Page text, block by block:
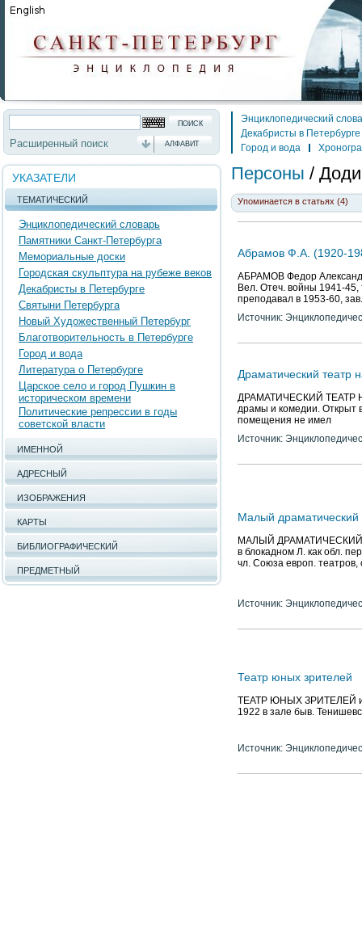
Расширенный поиск АЛФАВИТ
УКАЗАТЕЛИ
ТЕМАТИЧЕСКИЙ
Энциклопедический словарь
Памятники Санкт-Петербурга
Мемориальные доски
Городская скульптура на рубеже веков
Декабристы в Петербурге
Святыни Петербурга
Новый Художественный Петербург
Благотворительность в Петербурге
Город и вода
Литература о Петербурге
Царское село и город Пушкин в
историческом времени
Политические репрессии в годы
советской власти
ИМЕННОЙ
АДРЕСНЫЙ
ИЗОБРАЖЕНИЯ
КАРТЫ
БИБЛИОГРАФИЧЕСКИЙ
ПРЕДМЕТНЫЙ
Энциклопедический
Декабристы в Петербурге
Город и вода
Персоны /
Упоминается в статьях (4)
Абрамов Ф.А. (1920-
АБРАМОВ Федор
Вел. Отеч. войны 1941-
преподавал в 1953-60,
Источник:
Драматический театр
ДРАМАТИЧЕСКИЙ ТЕАТР
драмы и комедии. Открыт
помещения не имел
Источник:
Малый драматический
МАЛЫЙ ДРАМАТИЧЕСКИЙ
в блокадном Л. как обл.
чл. Союза европ. театров,
Источник:
Театр юных зрителей
ТЕАТР ЮНЫХ ЗРИТЕЛЕЙ
1922 в зале быв.
Источник: